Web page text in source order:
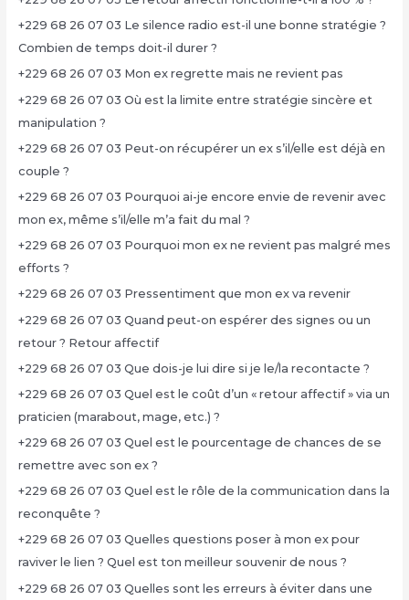
+229 68 26 07 03 Le silence radio est-il une bonne stratégie ?
Combien de temps doit-il durer ?
+229 68 26 07 03 Mon ex regrette mais ne revient pas
+229 68 26 07 03 Où est la limite entre stratégie sincère et
manipulation ?
+229 68 26 07 03 Peut-on récupérer un ex s’il/elle est déjà en
couple ?
+229 68 26 07 03 Pourquoi ai-je encore envie de revenir avec
mon ex, même s’il/elle m’a fait du mal ?
+229 68 26 07 03 Pourquoi mon ex ne revient pas malgré mes
efforts ?
+229 68 26 07 03 Pressentiment que mon ex va revenir
+229 68 26 07 03 Quand peut-on espérer des signes ou un
retour ? Retour affectif
+229 68 26 07 03 Que dois-je lui dire si je le/la recontacte ?
+229 68 26 07 03 Quel est le coût d’un « retour affectif » via un
praticien (marabout, mage, etc.) ?
+229 68 26 07 03 Quel est le pourcentage de chances de se
remettre avec son ex ?
+229 68 26 07 03 Quel est le rôle de la communication dans la
reconquête ?
+229 68 26 07 03 Quelles questions poser à mon ex pour
raviver le lien ? Quel est ton meilleur souvenir de nous ?
+229 68 26 07 03 Quelles sont les erreurs à éviter dans une